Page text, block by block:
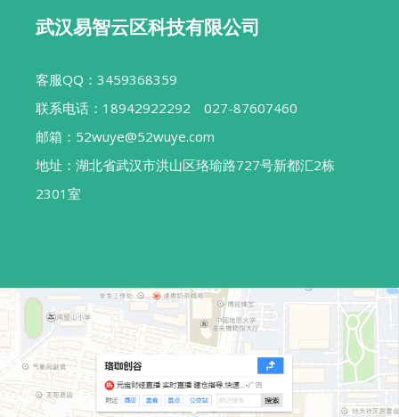
武汉易智云区科技有限公司
客服QQ：3459368359
联系电话：18942922292 027-87607460
邮箱：52wuye@52wuye.com
地址：湖北省武汉市洪山区珞瑜路727号新都汇2栋
2301室